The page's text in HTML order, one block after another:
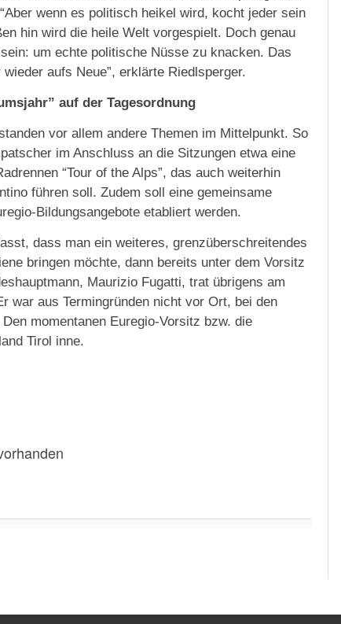
wenn es politisch heikel wird, kocht jeder sein
hin wird die heile Welt vorgespielt. Doch genau
um echte politische Nüsse zu knacken. Das
aufs Neue”, erklärte Riedlsperger.
auf der Tagesordnung
vor allem andere Themen im Mittelpunkt. So
im Anschluss an die Sitzungen etwa eine
“Tour of the Alps”, das auch weiterhin
führen soll. Zudem soll eine gemeinsame
Bildungsangebote etabliert werden.
dass man ein weiteres, grenzüberschreitendes
bringen möchte, dann bereits unter dem Vorsitz
Maurizio Fugatti, trat übrigens am
war aus Termingründen nicht vor Ort, bei den
momentanen Euregio-Vorsitz bzw. die
Tirol inne.